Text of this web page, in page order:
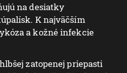
na desiatky
K najväčším
a kožné infekcie
zatopenej priepasti